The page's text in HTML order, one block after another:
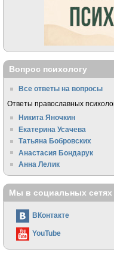
Вопрос психологу
Все ответы на вопросы
Ответы православных
Никита Яночкин
Екатерина Усачева
Татьяна Бобровских
Анастасия Бондарук
Анна Лелик
Мы в социальных сетях
ВКонтакте
YouTube